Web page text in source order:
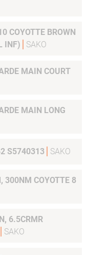
COYOTTE BROWN
INF)
SAKO
MAIN COURT
MAIN LONG
S5740313 SAKO
300NM COYOTTE 8
6.5CRMR
SAKO